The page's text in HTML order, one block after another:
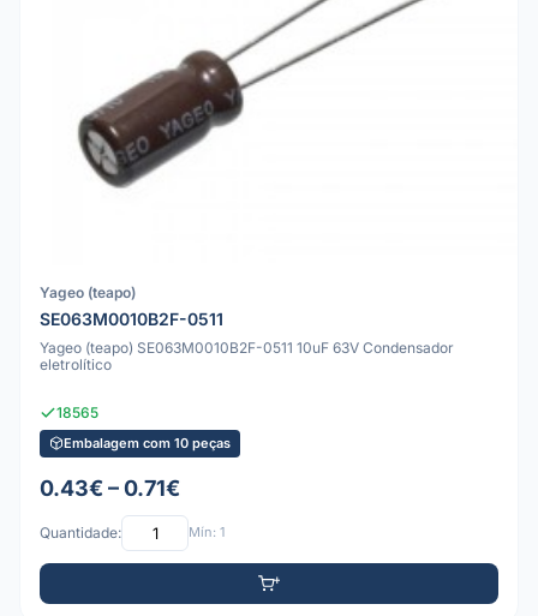
Yageo (teapo)
SE063M0010B2F-0511
Yageo (teapo) SE063M0010B2F-0511 10uF 63V Condensador
eletrolítico
18565
Embalagem com 10 peças
0.43€ – 0.71€
Quantidade: Mín: 1